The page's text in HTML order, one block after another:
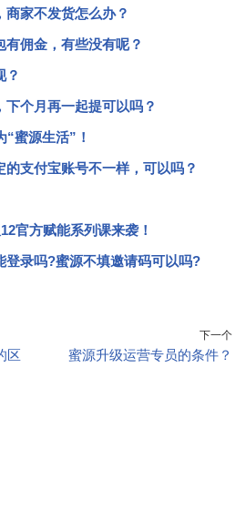
家不发货怎么办？
佣金，有些没有呢？
？
个月再一起提可以吗？
“蜜源生活”！
支付宝账号不一样，可以吗？
官方赋能系列课来袭！
登录吗?蜜源不填邀请码可以吗?
区
下一个
蜜源升级运营专员的条件？